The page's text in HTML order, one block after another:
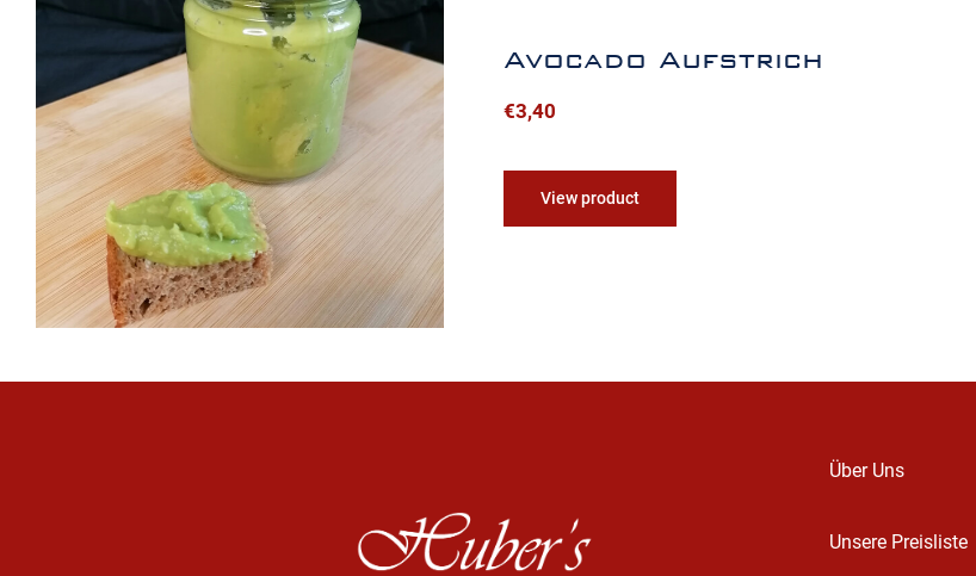
Avocado Aufstrich
Avocado Aufstrich
€3,40
View product
Über Uns
Unsere Preisliste